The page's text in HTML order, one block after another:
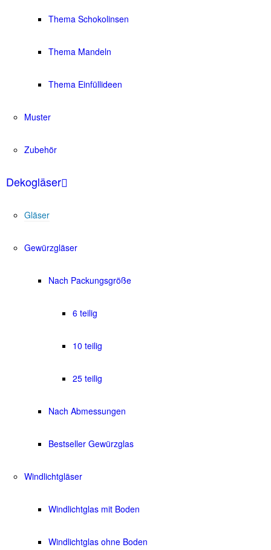
Thema Schokolinsen
Thema Mandeln
Thema Einfüllideen
Muster
Zubehör
Dekogläser
Gläser
Gewürzgläser
Nach Packungsgröße
6 teilig
10 teilig
25 teilig
Nach Abmessungen
Bestseller Gewürzglas
Windlichtgläser
Windlichtglas mit Boden
Windlichtglas ohne Boden